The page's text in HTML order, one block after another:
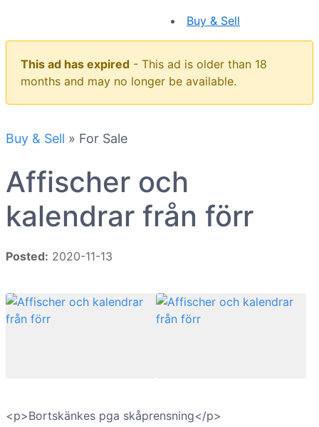
Buy & Sell
This ad has expired - This ad is older than 18
months and may no longer be available.
Buy & Sell » For Sale
Affischer och
kalendrar från förr
Posted: 2020-11-13
<p>Bortskänkes pga skåprensning</p>